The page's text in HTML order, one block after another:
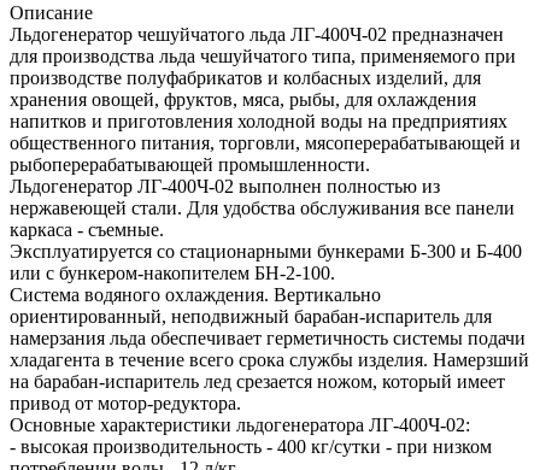
Описание
Льдогенератор чешуйчатого льда ЛГ-400Ч-02 предназначен
для производства льда чешуйчатого типа, применяемого при
производстве полуфабрикатов и колбасных изделий, для
хранения овощей, фруктов, мяса, рыбы, для охлаждения
напитков и приготовления холодной воды на предприятиях
общественного питания, торговли, мясоперерабатывающей и
рыбоперерабатывающей промышленности.
Льдогенератор ЛГ-400Ч-02 выполнен полностью из
нержавеющей стали. Для удобства обслуживания все панели
каркаса - съемные.
Эксплуатируется со стационарными бункерами Б-300 и Б-400
или с бункером-накопителем БН-2-100.
Система водяного охлаждения. Вертикально
ориентированный, неподвижный барабан-испаритель для
намерзания льда обеспечивает герметичность системы подачи
хладагента в течение всего срока службы изделия. Намерзший
на барабан-испаритель лед срезается ножом, который имеет
привод от мотор-редуктора.
Основные характеристики льдогенератора ЛГ-400Ч-02:
- высокая производительность - 400 кг/сутки - при низком